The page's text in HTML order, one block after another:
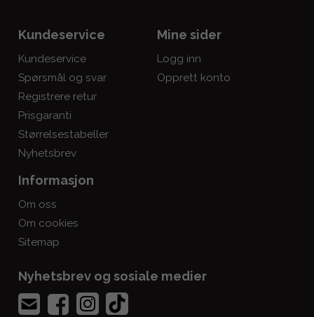
Kundeservice
Kundeservice
Spørsmål og svar
Registrere retur
Prisgaranti
Størrelsestabeller
Nyhetsbrev
Mine sider
Logg inn
Opprett konto
Informasjon
Om oss
Om cookies
Sitemap
Nyhetsbrev og sosiale medier